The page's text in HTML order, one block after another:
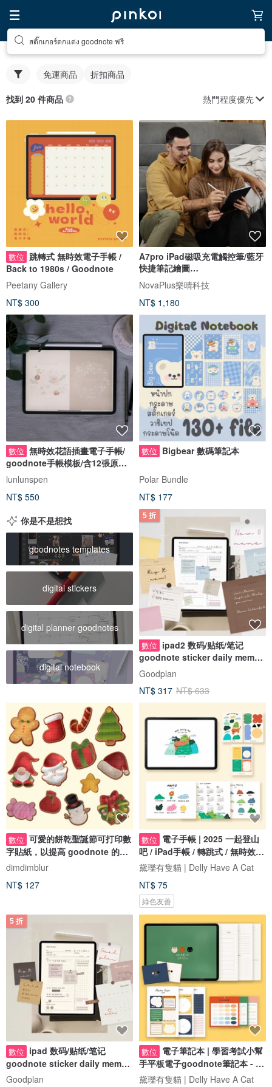
สติ๊กเกอร์ตกแต่ง goodnote ฟรี
免運商品 折扣商品
找到 20 件商品 熱門程度優先
數位 跳轉式 無時效電子手帳 /
Back to 1980s / Goodnote
Peetany Gallery
NT$ 300
A7pro iPad磁吸充電觸控筆/藍牙
快捷筆記繪圖
Goodnote/Notability
NovaPlus樂晴科技
NT$ 1,180
數位 無時效花語插畫電子手帳/
goodnote手帳模板/含12張原創
插畫/貼紙
lunlunspen
NT$ 550
數位 Bigbear 數碼筆記本
Polar Bundle
NT$ 177
你是不是想找
goodnotes templates
digital stickers
digital planner goodnotes
digital notebook
5 折
數位 ipad2 数码/贴纸/笔记
goodnote sticker daily memo
每週電子手
Goodplan
NT$ 317 NT$ 633
數位 可愛的餅乾聖誕節可打印數
字貼紙，以提高 goodnote 的知
名度
dimdimblur
NT$ 127
數位 電子手帳 | 2025 一起登山
吧 / iPad手帳 / 轉跳式 / 無時效手
帳
黛瓅有隻貓 | Delly Have A Cat
NT$ 75
綠色友善
5 折
數位 ipad 数码/贴纸/笔记
goodnote sticker daily memo
每週電子手帳
Goodplan
數位 電子筆記本 | 學習考試小幫
手平板電子goodnote筆記本 - 三
款封面
黛瓅有隻貓 | Delly Have A Cat